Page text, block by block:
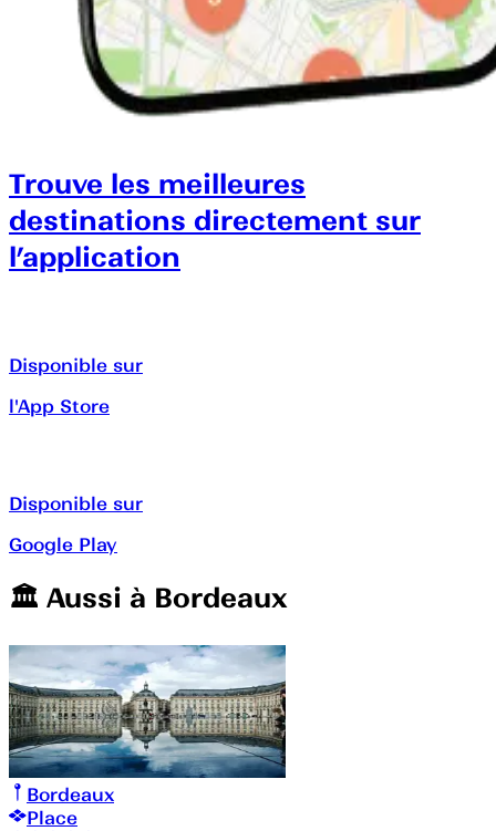
Trouve les meilleures
destinations directement sur
l’application
Disponible sur
l'App Store
Disponible sur
Google Play
🏛️️ Aussi à Bordeaux
Bordeaux
Place